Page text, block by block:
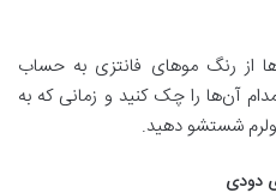
از رنگ‌ موهای فانتزی به حساب
۱۰ دقیقه باید مدام آن‌ها را چک کنید و زمانی که به
ولرم شستشو دهید.